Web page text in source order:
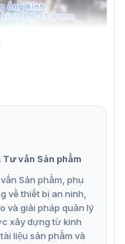
BL-854N38A-E3
tích hợp nhiều
chất lượng để làm
bạn giám sát
dõi từ xa bằng
trình duyệt web.
/ 2,8 ”
vấn Sản phẩm
Sản phẩm, phụ
về thiết bị an ninh,
và giải pháp quản lý
xây dựng từ kinh
liệu sản phẩm và